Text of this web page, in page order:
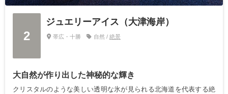
2
ジュエリーアイス（大津海岸）
帯広・十勝 自然 / 絶景
大自然が作り出した神秘的な輝き
クリスタルのような美しい透明な氷が見られる北海道を代表する絶